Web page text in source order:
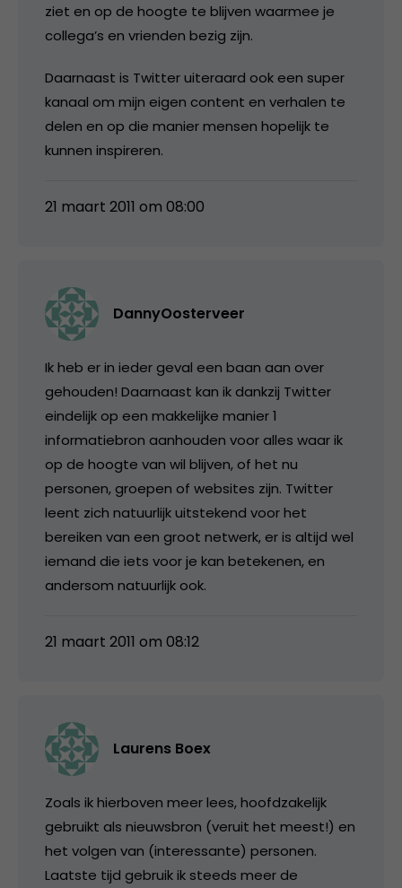
ziet en op de hoogte te blijven waarmee je
collega’s en vrienden bezig zijn.
Daarnaast is Twitter uiteraard ook een super
kanaal om mijn eigen content en verhalen te
delen en op die manier mensen hopelijk te
kunnen inspireren.
21 maart 2011 om 08:00
DannyOosterveer
Ik heb er in ieder geval een baan aan over
gehouden! Daarnaast kan ik dankzij Twitter
eindelijk op een makkelijke manier 1
informatiebron aanhouden voor alles waar ik
op de hoogte van wil blijven, of het nu
personen, groepen of websites zijn. Twitter
leent zich natuurlijk uitstekend voor het
bereiken van een groot netwerk, er is altijd wel
iemand die iets voor je kan betekenen, en
andersom natuurlijk ook.
21 maart 2011 om 08:12
Laurens Boex
Zoals ik hierboven meer lees, hoofdzakelijk
gebruikt als nieuwsbron (veruit het meest!) en
het volgen van (interessante) personen.
Laatste tijd gebruik ik steeds meer de